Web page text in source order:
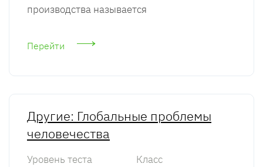
производства называется
Перейти
Другие: Глобальные проблемы
человечества
Уровень теста Класс